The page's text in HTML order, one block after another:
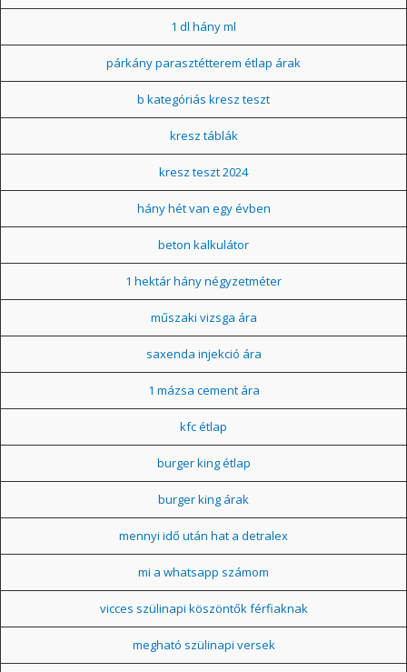
1 dl hány ml
párkány parasztétterem étlap árak
b kategóriás kresz teszt
kresz táblák
kresz teszt 2024
hány hét van egy évben
beton kalkulátor
1 hektár hány négyzetméter
műszaki vizsga ára
saxenda injekció ára
1 mázsa cement ára
kfc étlap
burger king étlap
burger king árak
mennyi idő után hat a detralex
mi a whatsapp számom
vicces szülinapi köszöntők férfiaknak
megható szülinapi versek